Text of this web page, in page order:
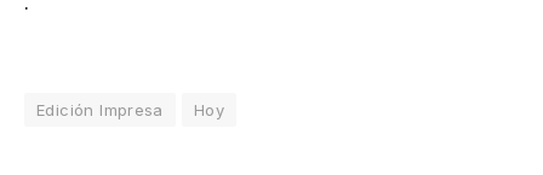
Edición Impresa Hoy